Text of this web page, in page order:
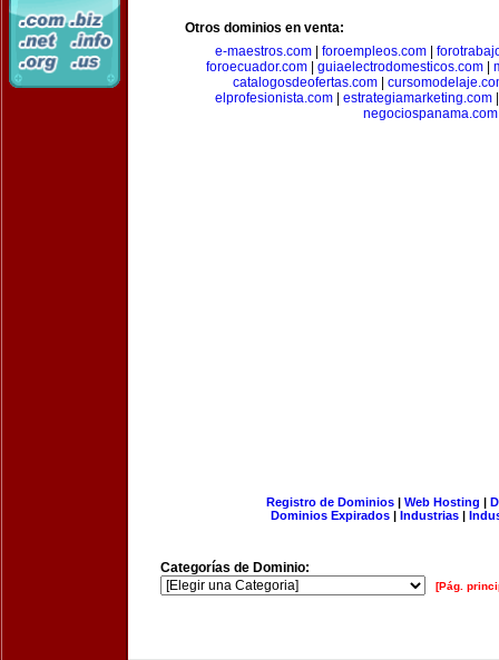
Otros dominios en venta:
e-maestros.com
foroempleos.com
foroecuador.com| guiaelectrodomesticos.com|
catalogosdeofertas.com|
elprofesionista.com
estrategiamarketing.com
negociospanama.com
Registro de Dominios| Web Hosting |
Dominios Expirados | Industrias |
Categorías de Dominio:
[Pág.